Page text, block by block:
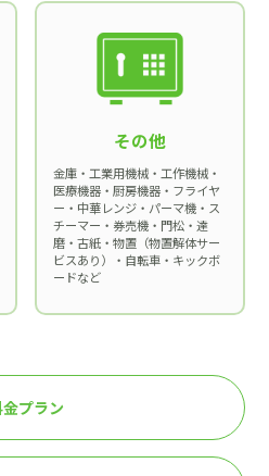
その他
金庫・工業用機械・工作機械・
医療機器・厨房機器・フライヤ
ー・中華レンジ・パーマ機・ス
チーマー・券売機・門松・達
磨・古紙・物置（物置解体サー
ビスあり）・自転車・キックボ
ードなど
プラン